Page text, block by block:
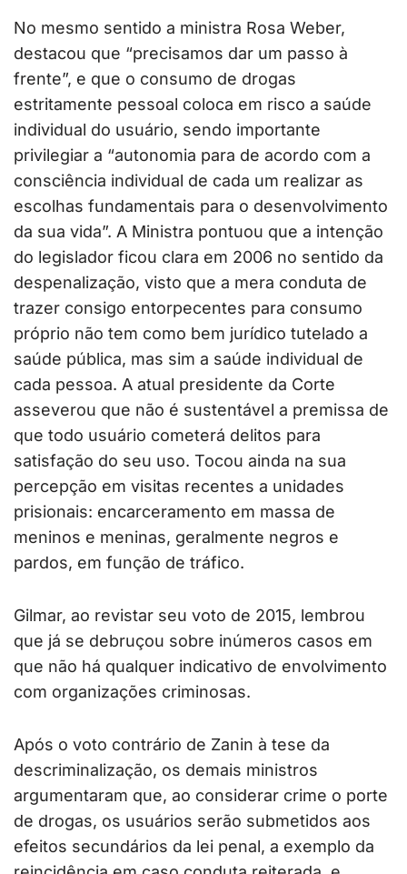
No mesmo sentido a ministra Rosa Weber,
destacou que “precisamos dar um passo à
frente”, e que o consumo de drogas
estritamente pessoal coloca em risco a saúde
individual do usuário, sendo importante
privilegiar a “autonomia para de acordo com a
consciência individual de cada um realizar as
escolhas fundamentais para o desenvolvimento
da sua vida”. A Ministra pontuou que a intenção
do legislador ficou clara em 2006 no sentido da
despenalização, visto que a mera conduta de
trazer consigo entorpecentes para consumo
próprio não tem como bem jurídico tutelado a
saúde pública, mas sim a saúde individual de
cada pessoa. A atual presidente da Corte
asseverou que não é sustentável a premissa de
que todo usuário cometerá delitos para
satisfação do seu uso. Tocou ainda na sua
percepção em visitas recentes a unidades
prisionais: encarceramento em massa de
meninos e meninas, geralmente negros e
pardos, em função de tráfico.
Gilmar, ao revistar seu voto de 2015, lembrou
que já se debruçou sobre inúmeros casos em
que não há qualquer indicativo de envolvimento
com organizações criminosas.
Após o voto contrário de Zanin à tese da
descriminalização, os demais ministros
argumentaram que, ao considerar crime o porte
de drogas, os usuários serão submetidos aos
efeitos secundários da lei penal, a exemplo da